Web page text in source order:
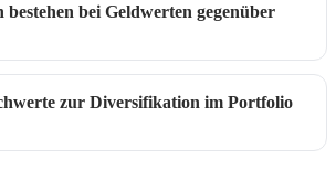
bestehen bei Geldwerten gegenüber
zur Diversifikation im Portfolio